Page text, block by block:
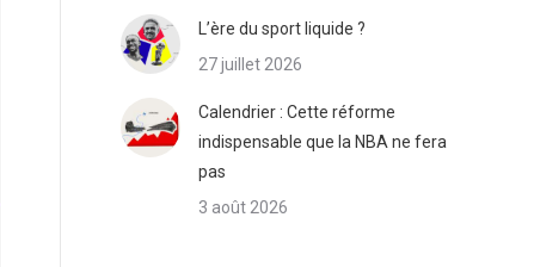
L’ère du sport liquide ?
27 juillet 2026
Calendrier : Cette réforme
indispensable que la NBA ne fera
pas
3 août 2026